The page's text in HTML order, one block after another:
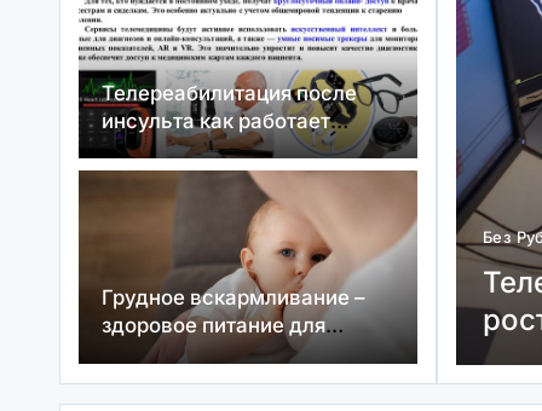
в психиатрии России
до 2027
Телереабилитация после
инсульта как работает
дистанционное
восстановление
Грудное вскармливание –
здоровое питание для
малыша